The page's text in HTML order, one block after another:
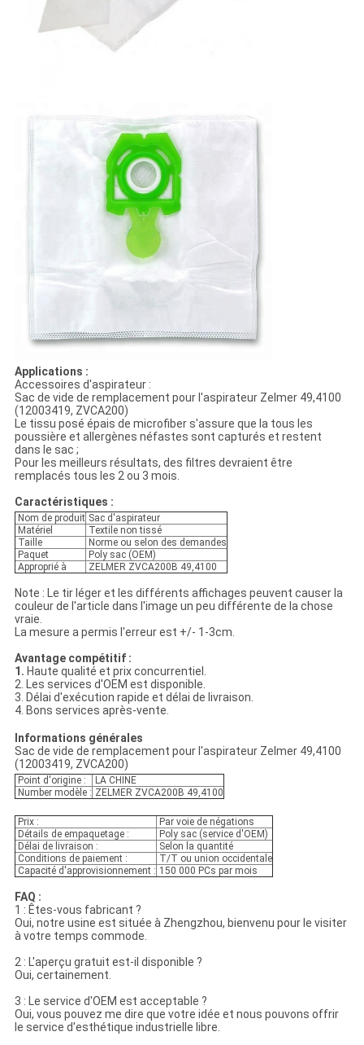
Applications :
Accessoires d'aspirateur :
Sac de vide de remplacement pour l'aspirateur Zelmer 49,4100
(12003419, ZVCA200)
Le tissu posé épais de microfiber s'assure que la tous les
poussière et allergènes néfastes sont capturés et restent
dans le sac ;
Pour les meilleurs résultats, des filtres devraient être
remplacés tous les 2 ou 3 mois.
Caractéristiques :
Nom de produit Sac d'aspirateur
Matériel
Textile non tissé
Taille
Norme ou selon des demandes
Paquet
Poly sac (OEM)
Approprié à
ZELMER ZVCA200B 49,4100
Note : Le tir léger et les différents affichages peuvent causer la
couleur de l'article dans l'image un peu différente de la chose
vraie.
La mesure a permis l'erreur est +/- 1-3cm.
Avantage compétitif :
1. Haute qualité et prix concurrentiel.
2. Les services d'OEM est disponible.
3. Délai d'exécution rapide et délai de livraison.
4. Bons services après-vente.
Informations générales
Sac de vide de remplacement pour l'aspirateur Zelmer 49,4100
(12003419, ZVCA200)
Point d'origine :
LA CHINE
Number modèle : ZELMER ZVCA200B 49,4100
Prix :
Par voie de négations
Détails de empaquetage :
Poly sac (service d'OEM)
Délai de livraison :
Selon la quantité
Conditions de paiement :
T/T ou union occidentale
Capacité d'approvisionnement : 150 000 PCs par mois
FAQ :
1 : Êtes-vous fabricant ?
Oui, notre usine est située à Zhengzhou, bienvenu pour le visiter
à votre temps commode.
2 : L'aperçu gratuit est-il disponible ?
Oui, certainement.
3 : Le service d'OEM est acceptable ?
Oui, vous pouvez me dire que votre idée et nous pouvons offrir
le service d'esthétique industrielle libre.